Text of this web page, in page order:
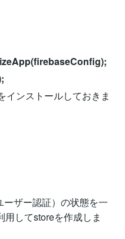
インストールしておきま
ザー認証）の状態を一
してstoreを作成しま